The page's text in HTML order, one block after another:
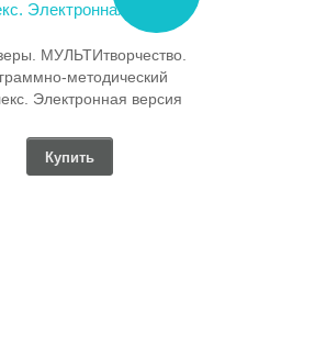
МУЛЬТИтворчество.
методический
Электронная версия
Купить